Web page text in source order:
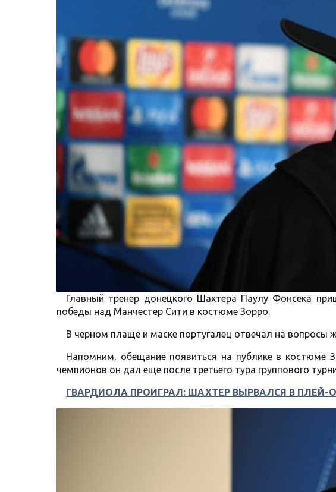
Главный тренер донецкого Шахтера Паулу Фонсека
победы над Манчестер Сити в костюме Зорро.
В черном плаще и маске португалец отвечал на вопросы
Напомним, обещание появиться на публике в
чемпионов он дал еще после третьего тура группового
ГВАРДИОЛА ПРОИГРАЛ: ШАХТЕР ВЫРВАЛСЯ В